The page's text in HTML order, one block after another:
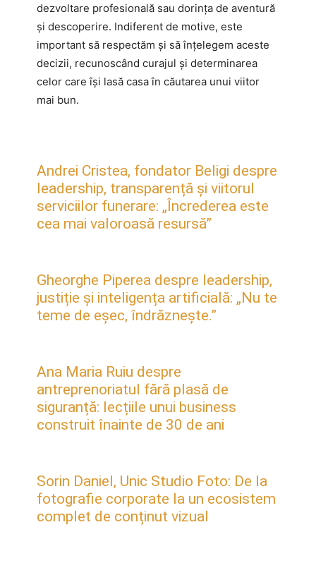
dezvoltare profesională sau dorința de aventură
și descoperire. Indiferent de motive, este
important să respectăm și să înțelegem aceste
decizii, recunoscând curajul și determinarea
celor care își lasă casa în căutarea unui viitor
mai bun.
Andrei Cristea, fondator Beligi despre
leadership, transparență și viitorul
serviciilor funerare: „Încrederea este
cea mai valoroasă resursă”
Gheorghe Piperea despre leadership,
justiție și inteligența artificială: „Nu te
teme de eșec, îndrăznește.”
Ana Maria Ruiu despre
antreprenoriatul fără plasă de
siguranță: lecțiile unui business
construit înainte de 30 de ani
Sorin Daniel, Unic Studio Foto: De la
fotografie corporate la un ecosistem
complet de conținut vizual